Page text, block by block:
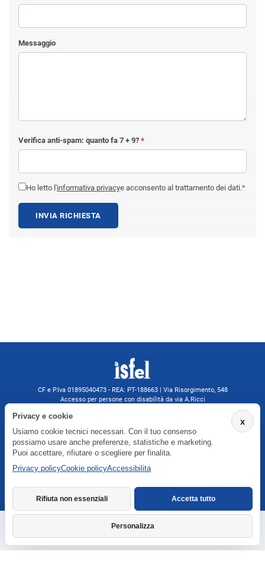
Messaggio
Verifica anti-spam: quanto fa 7 + 9? *
Ho letto l'informativa privacye acconsento al trattamento dei dati.*
INVIA RICHIESTA
CF e P.Iva 01895040473 - REA: PT-188663 | Via Risorgimento, 548
Accesso per persone con disabilità da via A.Ricci
isfel@pec.it
Informativa privacy
Agenzia formativa iscritta a Formatemp
x
Privacy e cookie
Usiamo cookie tecnici necessari. Con il tuo consenso
possiamo usare anche preferenze, statistiche e marketing.
Puoi accettare, rifiutare o scegliere per finalita.
Privacy policyCookie policyAccessibilita
Rifiuta non essenziali
Personalizza
Accetta tutto
Richiedi informazioni